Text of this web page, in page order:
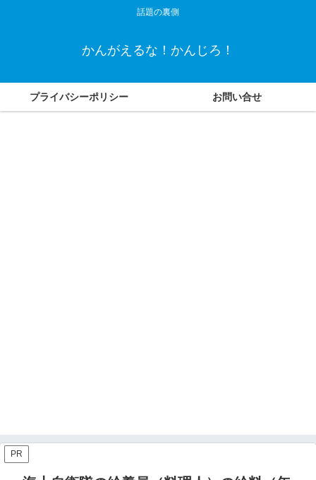
話題の裏側
かんがえるな！かんじろ！
プライバシーポリシー お問い合せ
PR